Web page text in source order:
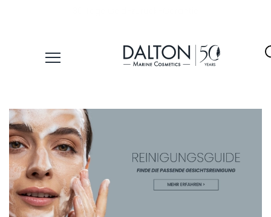
PFLEGELINIEN
PRODUKTFINDER
ÜBER
DALTON
MAGAZIN